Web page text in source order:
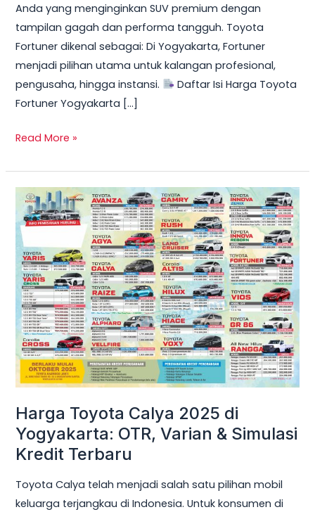
Anda yang menginginkan SUV premium dengan
tampilan gagah dan performa tangguh. Toyota
Fortuner dikenal sebagai: Di Yogyakarta, Fortuner
menjadi pilihan utama untuk kalangan profesional,
pengusaha, hingga instansi.
Daftar Isi Harga Toyota
Fortuner Yogyakarta […]
Ringan
&
Cicilan
Mulai
10
Jutaan
Read More »
Harga Toyota Calya 2025 di
Yogyakarta: OTR, Varian & Simulasi
Kredit Terbaru
Toyota Calya telah menjadi salah satu pilihan mobil
keluarga terjangkau di Indonesia. Untuk konsumen di
Harga
Toyota
Calya
2025
di
Yogyakarta:
OTR,
Varian
&
Simulasi
Kredit
Terbaru